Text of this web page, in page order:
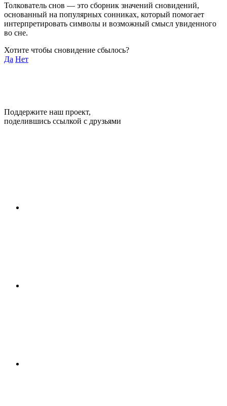
Толкователь снов — это сборник значений сновидений,
основанный на популярных сонниках, который помогает
интерпретировать символы и возможный смысл увиденного
во сне.
Хотите чтобы сновидение сбылось?
Да Нет
Поддержите наш проект,
поделившись ссылкой с друзьями